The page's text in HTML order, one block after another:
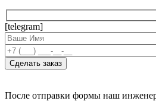
[telegram]
После отправки формы наш